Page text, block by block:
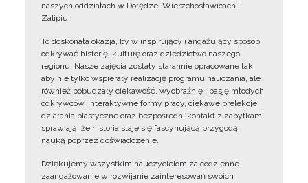
naszych oddziałach w Dołędze, Wierzchosławicach i
Zalipiu.
To doskonała okazja, by w inspirujący i angażujący sposób
odkrywać historię, kulturę oraz dziedzictwo naszego
regionu. Nasze zajęcia zostały starannie opracowane tak,
aby nie tylko wspierały realizację programu nauczania, ale
również pobudzały ciekawość, wyobraźnię i pasję młodych
odkrywców. Interaktywne formy pracy, ciekawe prelekcje,
działania plastyczne oraz bezpośredni kontakt z zabytkami
sprawiają, że historia staje się fascynującą przygodą i
nauką poprzez doświadczenie.
Dziękujemy wszystkim nauczycielom za codzienne
zaangażowanie w rozwijanie zainteresowań swoich